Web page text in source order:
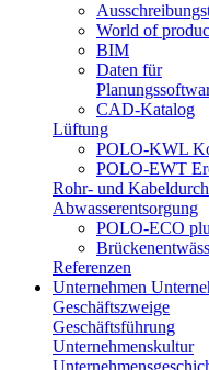
World of
BIM
Daten für
CAD-Katalog
Lüftung
POLO-KWL
POLO-EWT
Rohr- und
Abwasserentsorgung
POLO-ECO
Referenzen
Unternehmen
Geschäftszweige
Geschäftsführung
Unternehmenskultur